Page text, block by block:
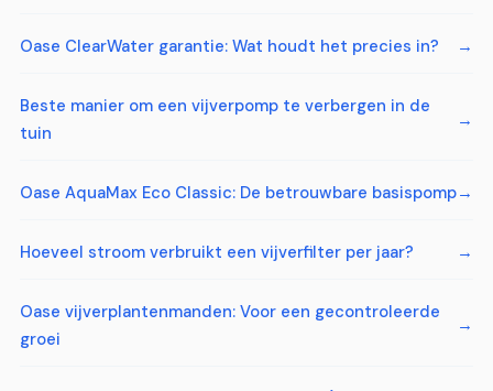
Oase ClearWater garantie: Wat houdt het precies in?
Beste manier om een vijverpomp te verbergen in de
tuin
Oase AquaMax Eco Classic: De betrouwbare basispomp
Hoeveel stroom verbruikt een vijverfilter per jaar?
Oase vijverplantenmanden: Voor een gecontroleerde
groei